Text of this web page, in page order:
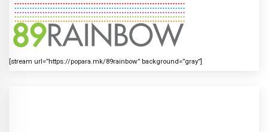
[stream url=”https://popara.mk/89rainbow” background=”gray”]